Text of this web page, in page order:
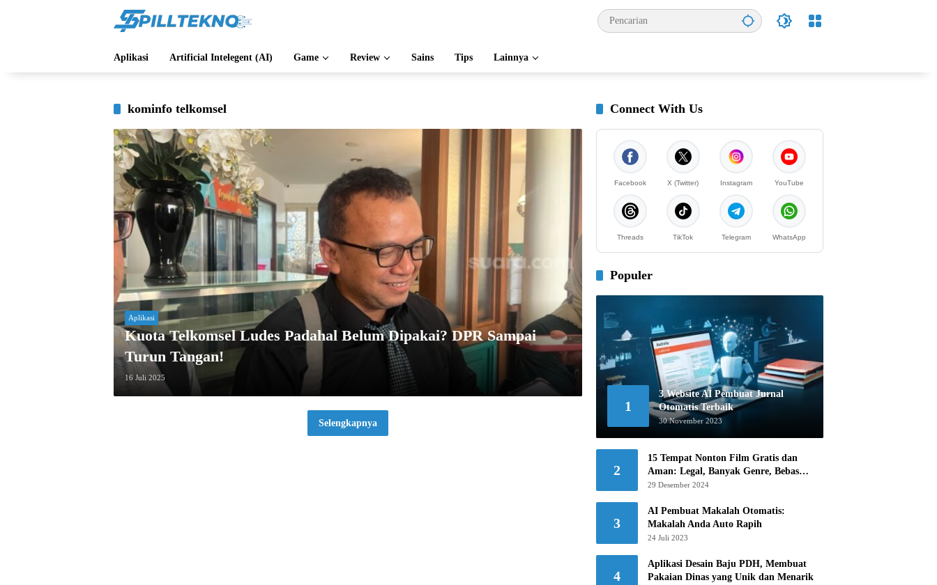
Aplikasi Artificial Intelegent (AI) Game Review Sains Tips Lainnya
kominfo telkomsel
Aplikasi
Kuota Telkomsel Ludes Padahal Belum Dipakai? DPR Sampai
Turun Tangan!
16 Juli 2025
Selengkapnya
Connect With Us
Facebook X (Twitter) Instagram YouTube
Threads TikTok Telegram WhatsApp
Populer
1
3 Website AI Pembuat Jurnal
Otomatis Terbaik
30 November 2023
2
15 Tempat Nonton Film Gratis dan
Aman: Legal, Banyak Genre, Bebas
Khawatir!
29 Desember 2024
3
AI Pembuat Makalah Otomatis:
Makalah Anda Auto Rapih
24 Juli 2023
4
Aplikasi Desain Baju PDH, Membuat
Pakaian Dinas yang Unik dan Menarik